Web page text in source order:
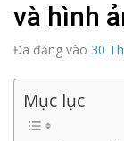
và hình
Đã đăng vào 30
Mục lục